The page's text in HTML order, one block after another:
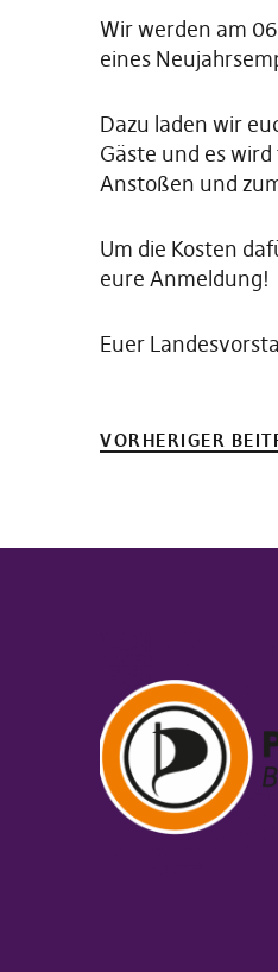
Wir werden am
eines
Dazu laden wir
Gäste und es
Anstoßen und
Um die Kosten
eure Anmeldung!
Euer
VORHERIGER